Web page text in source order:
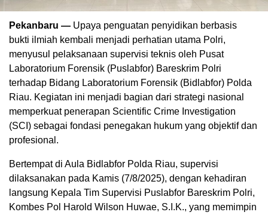
Pekanbaru — Upaya penguatan penyidikan berbasis
bukti ilmiah kembali menjadi perhatian utama Polri,
menyusul pelaksanaan supervisi teknis oleh Pusat
Laboratorium Forensik (Puslabfor) Bareskrim Polri
terhadap Bidang Laboratorium Forensik (Bidlabfor) Polda
Riau. Kegiatan ini menjadi bagian dari strategi nasional
memperkuat penerapan Scientific Crime Investigation
(SCI) sebagai fondasi penegakan hukum yang objektif dan
profesional.
Bertempat di Aula Bidlabfor Polda Riau, supervisi
dilaksanakan pada Kamis (7/8/2025), dengan kehadiran
langsung Kepala Tim Supervisi Puslabfor Bareskrim Polri,
Kombes Pol Harold Wilson Huwae, S.I.K., yang memimpin